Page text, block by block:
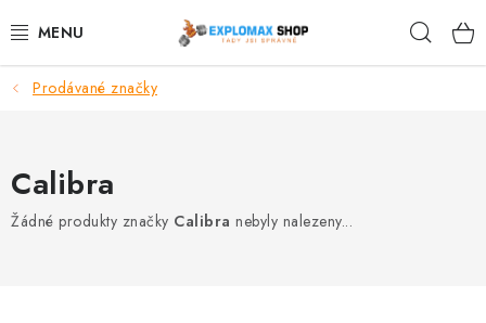
na
%AKCE
Prodávané značky
Calibra
Žádné produkty značky Calibra nebyly nalezeny...